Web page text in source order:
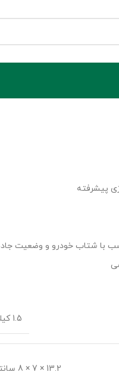
پیشرفته
با شتاب خودرو و وضعیت
1.5 کیلوگرم
13.2 × 7 × 8 سانتیمتر